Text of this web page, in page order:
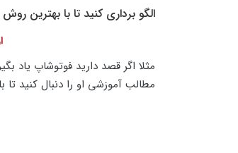
الگو برداری کنید تا با بهترین
مثلا اگر قصد دارید فوتوشاپ یاد
مطالب آموزشی او را دنبال کنید